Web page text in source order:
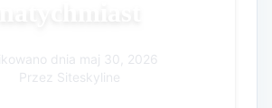
dnia maj 30, 2026
Przez Siteskyline